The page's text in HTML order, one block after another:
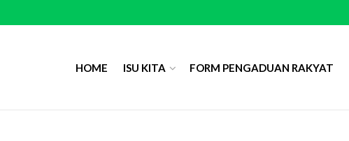
HOME ISU KITA FORM PENGADUAN RAKYAT